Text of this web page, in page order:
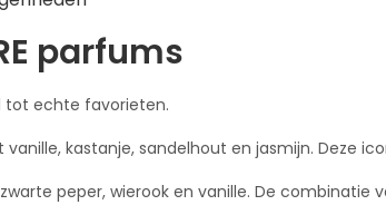
parfums
tot echte favorieten.
kastanje, sandelhout en jasmijn. Deze
peper, wierook en vanille. De